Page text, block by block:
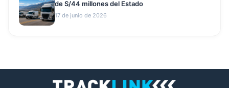
de S/44 millones del Estado
17 de junio de 2026